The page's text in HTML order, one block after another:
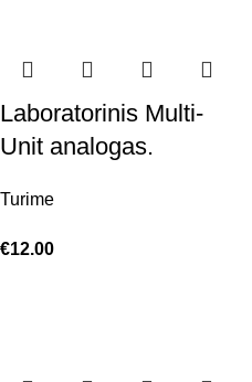
Laboratorinis Multi-
Unit analogas.
Turime
€12.00